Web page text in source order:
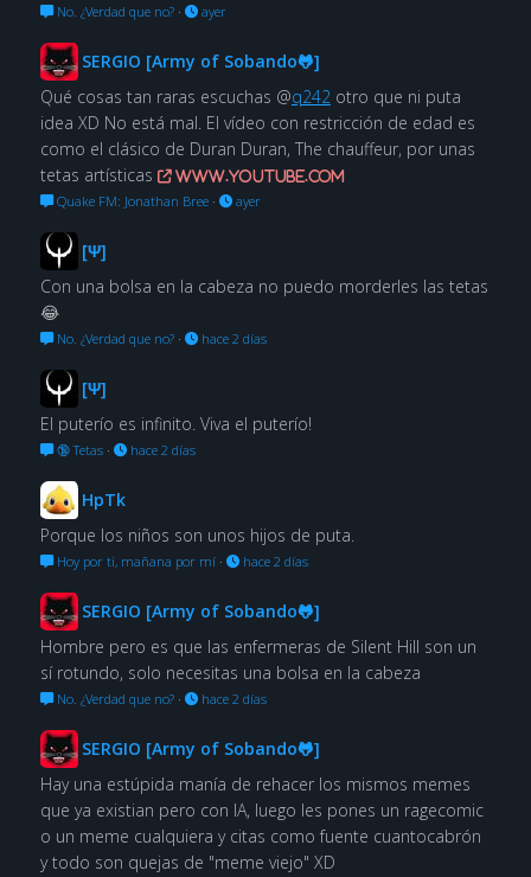
No. ¿Verdad que no?· ayer
SERGIO [Army of Sobando🐸]
Qué cosas tan raras escuchas @q242 otro que ni puta
idea XD No está mal. El vídeo con restricción de edad es
como el clásico de Duran Duran, The chauffeur, por unas
tetas artísticas
www.youtube.com
Quake FM: Jonathan Bree· ayer
[Ψ]
Con una bolsa en la cabeza no puedo morderles las tetas
😂
No. ¿Verdad que no?· hace 2 días
[Ψ]
El puterío es infinito. Viva el puterío!
🔞 Tetas· hace 2 días
HpTk
Porque los niños son unos hijos de puta.
Hoy por ti, mañana por mí· hace 2 días
SERGIO [Army of Sobando🐸]
Hombre pero es que las enfermeras de Silent Hill son un
sí rotundo, solo necesitas una bolsa en la cabeza
No. ¿Verdad que no?· hace 2 días
SERGIO [Army of Sobando🐸]
Hay una estúpida manía de rehacer los mismos memes
que ya existian pero con IA, luego les pones un ragecomic
o un meme cualquiera y citas como fuente cuantocabrón
y todo son quejas de "meme viejo" XD